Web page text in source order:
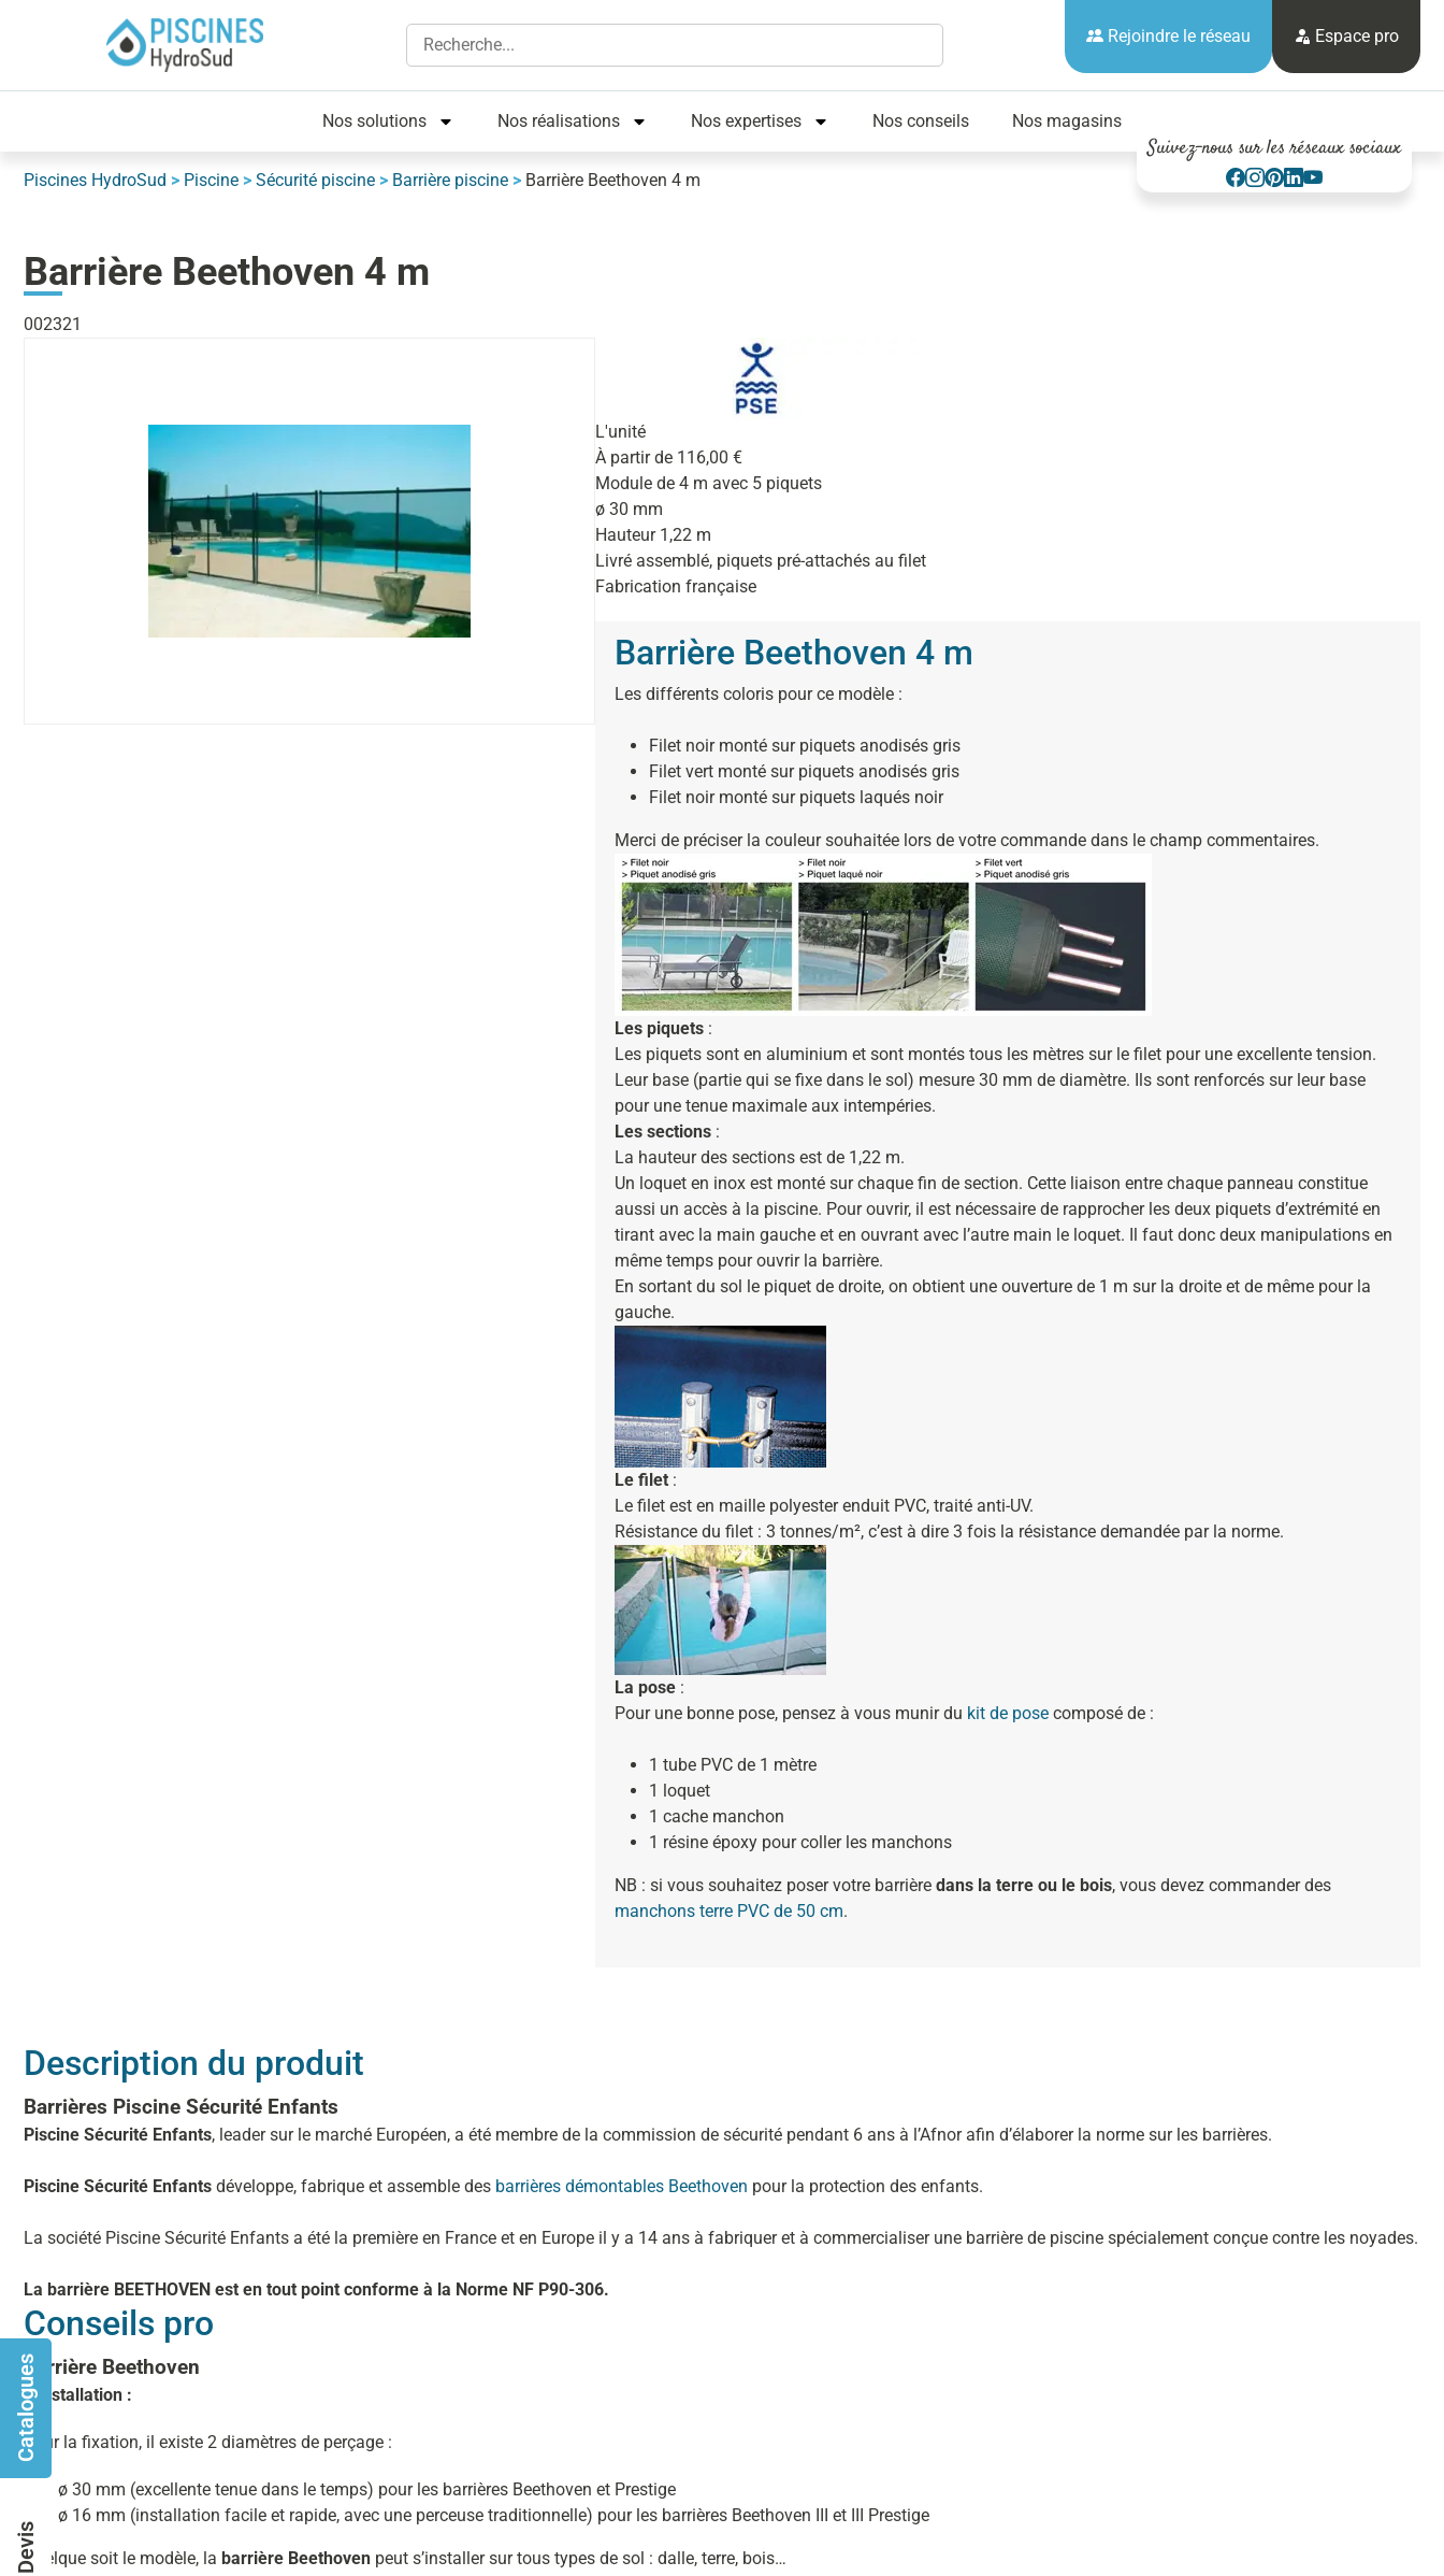
Catalogues
Devis
Rejoindre le réseau Espace pro
Nos solutions Nos réalisations Nos expertises Nos conseils Nos magasins
Suivez-nous sur les réseaux sociaux
Piscines HydroSud > Piscine > Sécurité piscine > Barrière piscine > Barrière Beethoven 4 m
Barrière Beethoven 4 m
002321
L'unité
À partir de 116,00 €
Module de 4 m avec 5 piquets
ø 30 mm
Hauteur 1,22 m
Livré assemblé, piquets pré-attachés au filet
Fabrication française
Barrière Beethoven 4 m
Les différents coloris pour ce modèle :
Filet noir monté sur piquets anodisés gris
Filet vert monté sur piquets anodisés gris
Filet noir monté sur piquets laqués noir
Merci de préciser la couleur souhaitée lors de votre commande dans le champ commentaires.
Les piquets:
Les piquets sont en aluminium et sont montés tous les mètres sur le filet pour une excellente tension.
Leur base (partie qui se fixe dans le sol) mesure 30 mm de diamètre. Ils sont renforcés sur leur base
pour une tenue maximale aux intempéries.
Les sections:
La hauteur des sections est de 1,22 m.
Un loquet en inox est monté sur chaque fin de section. Cette liaison entre chaque panneau constitue
aussi un accès à la piscine. Pour ouvrir, il est nécessaire de rapprocher les deux piquets d’extrémité en
tirant avec la main gauche et en ouvrant avec l’autre main le loquet. Il faut donc deux manipulations en
même temps pour ouvrir la barrière.
En sortant du sol le piquet de droite, on obtient une ouverture de 1 m sur la droite et de même pour la
gauche.
Le filet:
Le filet est en maille polyester enduit PVC, traité anti-UV.
Résistance du filet : 3 tonnes/m², c’est à dire 3 fois la résistance demandée par la norme.
La pose :
Pour une bonne pose, pensez à vous munir du kit de posecomposé de :
1 tube PVC de 1 mètre
1 loquet
1 cache manchon
1 résine époxy pour coller les manchons
NB : si vous souhaitez poser votre barrière dans la terre ou le bois, vous devez commander des
manchons terre PVC de 50 cm.
Description du produit
Barrières Piscine Sécurité Enfants
Piscine Sécurité Enfants, leader sur le marché Européen, a été membre de la commission de sécurité pendant 6 ans à l’Afnor afin d’élaborer la norme sur les barrières.
Piscine Sécurité Enfants développe, fabrique et assemble des barrières démontables Beethoven pour la protection des enfants.
La société Piscine Sécurité Enfants a été la première en France et en Europe il y a 14 ans à fabriquer et à commercialiser une barrière de piscine spécialement conçue contre les noyades.
La barrière BEETHOVEN est en tout point conforme à la Norme NF P90-306.
Conseils pro
Barrière Beethoven
L’installation :
Pour la fixation, il existe 2 diamètres de perçage :
ø 30 mm (excellente tenue dans le temps) pour les barrières Beethoven et Prestige
ø 16 mm (installation facile et rapide, avec une perceuse traditionnelle) pour les barrières Beethoven III et III Prestige
Quelque soit le modèle, la barrière Beethoven peut s’installer sur tous types de sol : dalle, terre, bois…